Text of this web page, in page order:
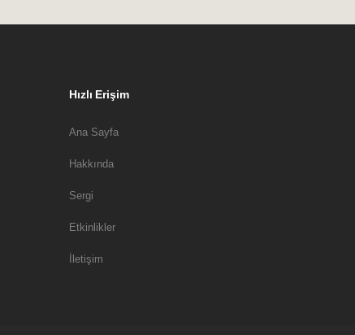
Hızlı Erişim
Ana Sayfa
Hakkında
Sergi
Etkinlikler
İletişim